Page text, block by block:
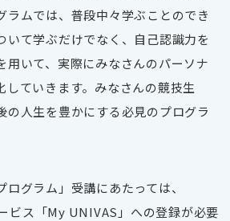
ラムでは、普段中々学ぶことのでき
いて学ぶだけでなく、自己認識力を
用いて、実際にみなさんのパーソナ
していきます。みなさんの競技生
の人生を豊かにする必見のプログラ
グラム」受講にあたっては、
ビス「My UNIVAS」への登録が必要